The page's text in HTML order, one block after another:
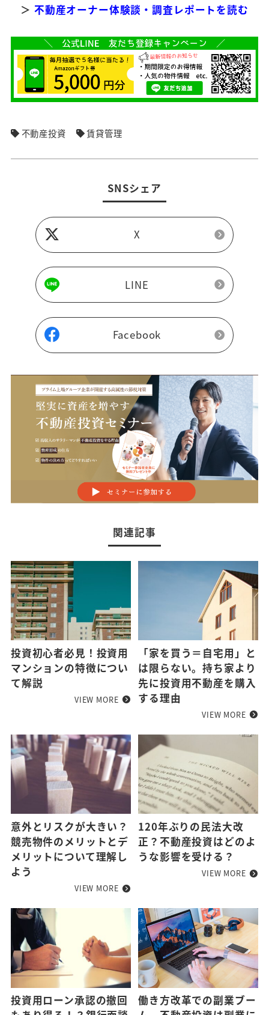
＞ 不動産オーナー体験談・調査レポートを読む
不動産投資 賃貸管理
SNSシェア
X
LINE
Facebook
関連記事
投資初心者必見！投資用
マンションの特徴につい
て解説
VIEW MORE
「家を買う＝自宅用」と
は限らない。持ち家より
先に投資用不動産を購入
する理由
VIEW MORE
意外とリスクが大きい？
競売物件のメリットとデ
メリットについて理解し
よう
VIEW MORE
120年ぶりの民法大改
正？不動産投資はどのよ
うな影響を受ける？
VIEW MORE
投資用ローン承認の撤回
働き方改革での副業ブー